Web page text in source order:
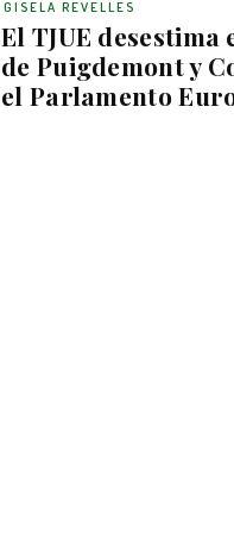
El TJUE
de Puigdemont y
el Parlamento
GISELA REVELLES